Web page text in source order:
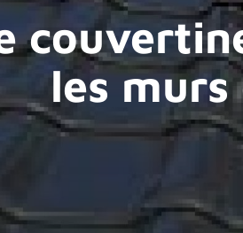
les murs